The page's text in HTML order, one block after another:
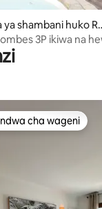
4.78 kati ya 5,
ya shambani huko
sur-Argens
3P ikiwa na
msitu wa
maarufu cha
cha wageni